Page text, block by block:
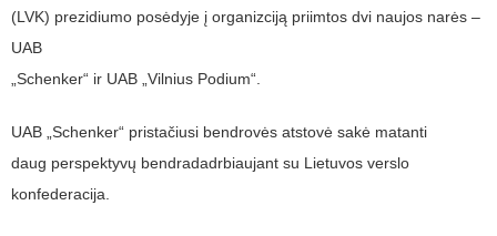
(LVK) prezidiumo posėdyje į organizciją priimtos dvi naujos narės –
UAB
„Schenker“ ir UAB „Vilnius Podium“.
UAB „Schenker“ pristačiusi bendrovės atstovė sakė matanti
daug perspektyvų bendradadrbiaujant su Lietuvos verslo
konfederacija.